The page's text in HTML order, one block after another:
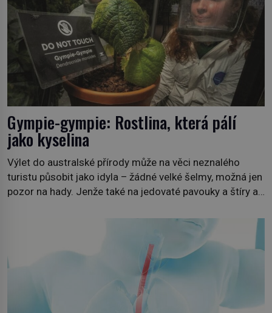
nový evropský normál […]
Gympie-gympie: Rostlina, která pálí
jako kyselina
Výlet do australské přírody může na věci neznalého
turistu působit jako idyla – žádné velké šelmy, možná jen
pozor na hady. Jenže také na jedovaté pavouky a štíry a
Stačí letmý dotyk a ozve se pronikavá bolest, která